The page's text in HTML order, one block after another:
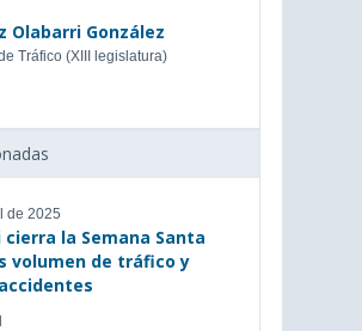
Olabarri González
Tráfico (XIII legislatura)
de 2025
cierra la Semana Santa
volumen de tráfico y